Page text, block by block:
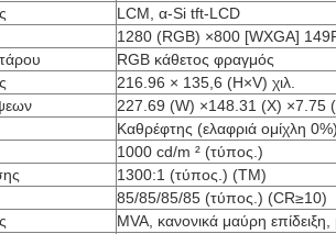
LCM, α-Si tft-LCD
1280 (RGB) ×800 [WXGA]
RGB κάθετος φραγμός
216.96 × 135,6 (H×V) χιλ.
227.69 (W) ×148.31 (Χ) ×7.75
Καθρέφτης (ελαφριά ομίχλη 0%)
1000 cd/m ² (τύπος.)
1300:1 (τύπος.) (TM)
85/85/85/85 (τύπος.) (CR≥10)
MVA, κανονικά μαύρη επίδειξη,